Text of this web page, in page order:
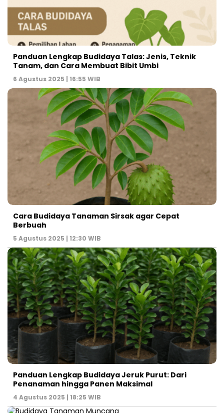
Panduan Lengkap Budidaya Talas: Jenis, Teknik
Tanam, dan Cara Membuat Bibit Umbi
6 Agustus 2025 | 16:55 WIB
Cara Budidaya Tanaman Sirsak agar Cepat
Berbuah
5 Agustus 2025 | 12:30 WIB
Panduan Lengkap Budidaya Jeruk Purut: Dari
Penanaman hingga Panen Maksimal
4 Agustus 2025 | 18:25 WIB